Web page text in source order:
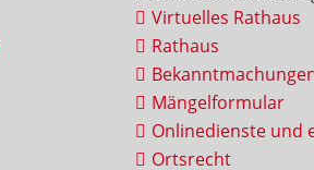
Virtuelles Rathaus
Rathaus
Mängelformular
Onlinedienste und
Ortsrecht